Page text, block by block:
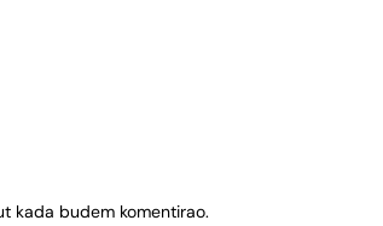
kada budem komentirao.